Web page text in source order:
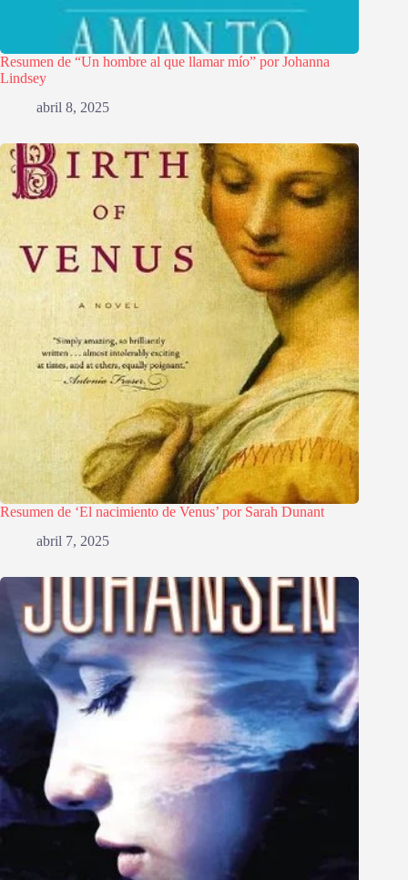
Resumen de “Un hombre al que llamar mío” por Johanna
Lindsey
abril 8, 2025
Resumen de ‘El nacimiento de Venus’ por Sarah Dunant
abril 7, 2025